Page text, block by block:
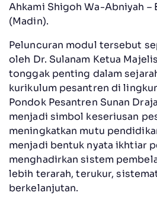
Ahkami Shigoh Wa-Abniyah –
(Madin).
Peluncuran modul tersebut
oleh Dr. Sulanam Ketua
tonggak penting dalam
kurikulum pesantren di
Pondok Pesantren Sunan
menjadi simbol keseriusan
meningkatkan mutu
menjadi bentuk nyata ikhtiar
menghadirkan sistem
lebih terarah, terukur,
berkelanjutan.